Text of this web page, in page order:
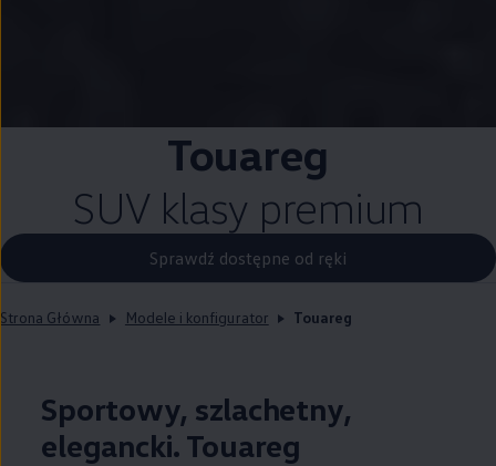
Touareg
SUV klasy premium
Sprawdź dostępne od ręki
Strona Główna Modele i konfigurator Touareg
Sportowy, szlachetny,
elegancki. Touareg